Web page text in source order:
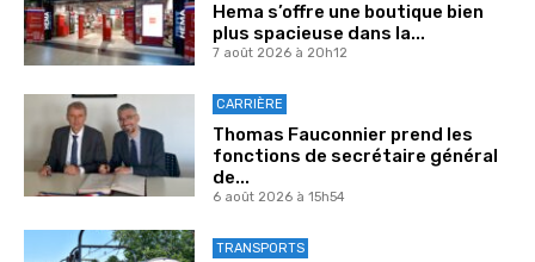
Hema s’offre une boutique bien
plus spacieuse dans la...
7 août 2026 à 20h12
CARRIÈRE
Thomas Fauconnier prend les
fonctions de secrétaire général
de...
6 août 2026 à 15h54
TRANSPORTS